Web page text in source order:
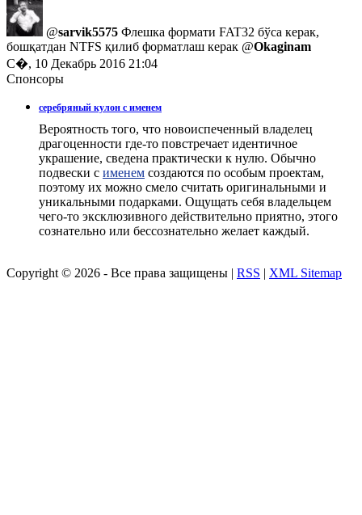
@sarvik5575 Флешка формати FAT32 бўса керак,
бошқатдан NTFS қилиб форматлаш керак @Okaginam
С�, 10 Декабрь 2016 21:04
Спонсоры
серебряный кулон с именем
Вероятность того, что новоиспеченный владелец
драгоценности где-то повстречает идентичное
украшение, сведена практически к нулю. Обычно
подвески с именем создаются по особым проектам,
поэтому их можно смело считать оригинальными и
уникальными подарками. Ощущать себя владельцем
чего-то эксклюзивного действительно приятно, этого
сознательно или бессознательно желает каждый.
Copyright © 2026 - Все права защищены | RSS | XML Sitemap